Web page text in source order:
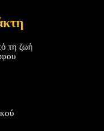
τη ζωή